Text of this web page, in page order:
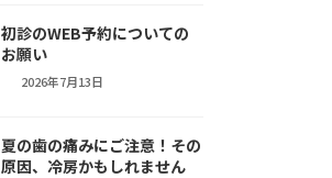
初診のWEB予約についての
お願い
2026年7月13日
夏の歯の痛みにご注意！その
原因、冷房かもしれません